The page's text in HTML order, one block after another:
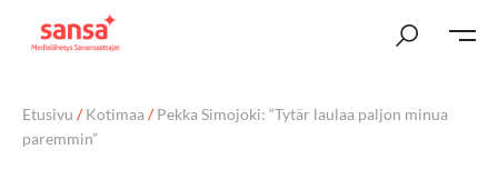
Etusivu /Kotimaa/Pekka Simojoki: “Tytär laulaa paljon minua
paremmin”